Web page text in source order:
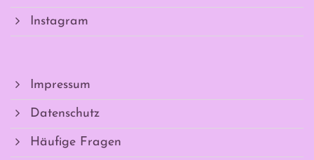
Instagram
Impressum
Datenschutz
Häufige Fragen